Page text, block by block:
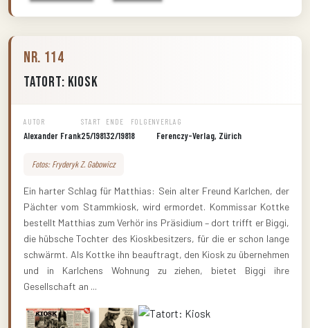
Nr. 114
Tatort: Kiosk
AUTOR
Alexander Frank
START
25/1981
ENDE
32/1981
FOLGEN
8
VERLAG
Ferenczy-Verlag, Zürich
Fotos: Fryderyk Z. Gabowicz
Ein harter Schlag für Matthias: Sein alter Freund Karlchen, der
Pächter vom Stammkiosk, wird ermordet. Kommissar Kottke
bestellt Matthias zum Verhör ins Präsidium – dort trifft er Biggi,
die hübsche Tochter des Kioskbesitzers, für die er schon lange
schwärmt. Als Kottke ihn beauftragt, den Kiosk zu übernehmen
und in Karlchens Wohnung zu ziehen, bietet Biggi ihre
Gesellschaft an ...